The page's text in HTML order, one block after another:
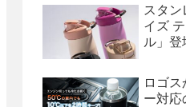
スタン
イズ
ル」登
ロゴ
ー対応